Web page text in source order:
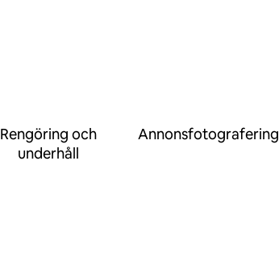
Rengöring och
underhåll
Annonsfotografering